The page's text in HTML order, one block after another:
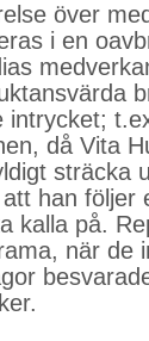
över
i en
intrycket;
då Vita
sträcka
han följer
kalla på.
när de